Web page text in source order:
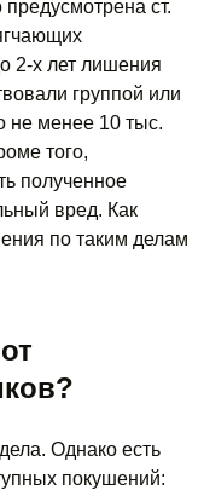
ст.
2-х лет лишения
группой или
не менее 10 тыс.
того,
полученное
вред. Как
по таким делам
Однако есть
покушений: